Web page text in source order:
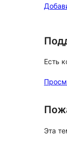
Есть
Эта